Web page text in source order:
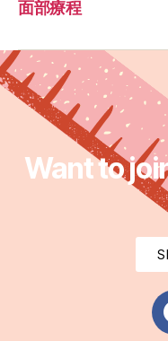
面部療程
Want to